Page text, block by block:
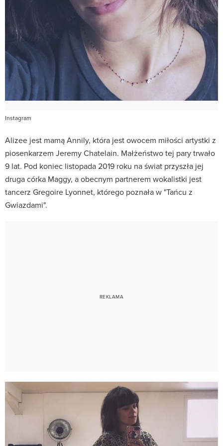
Instagram
Alizee jest mamą Annily, która jest owocem miłości artystki z
piosenkarzem Jeremy Chatelain. Małżeństwo tej pary trwało
9 lat. Pod koniec listopada 2019 roku na świat przyszła jej
druga córka Maggy, a obecnym partnerem wokalistki jest
tancerz Gregoire Lyonnet, którego poznała w "Tańcu z
Gwiazdami".